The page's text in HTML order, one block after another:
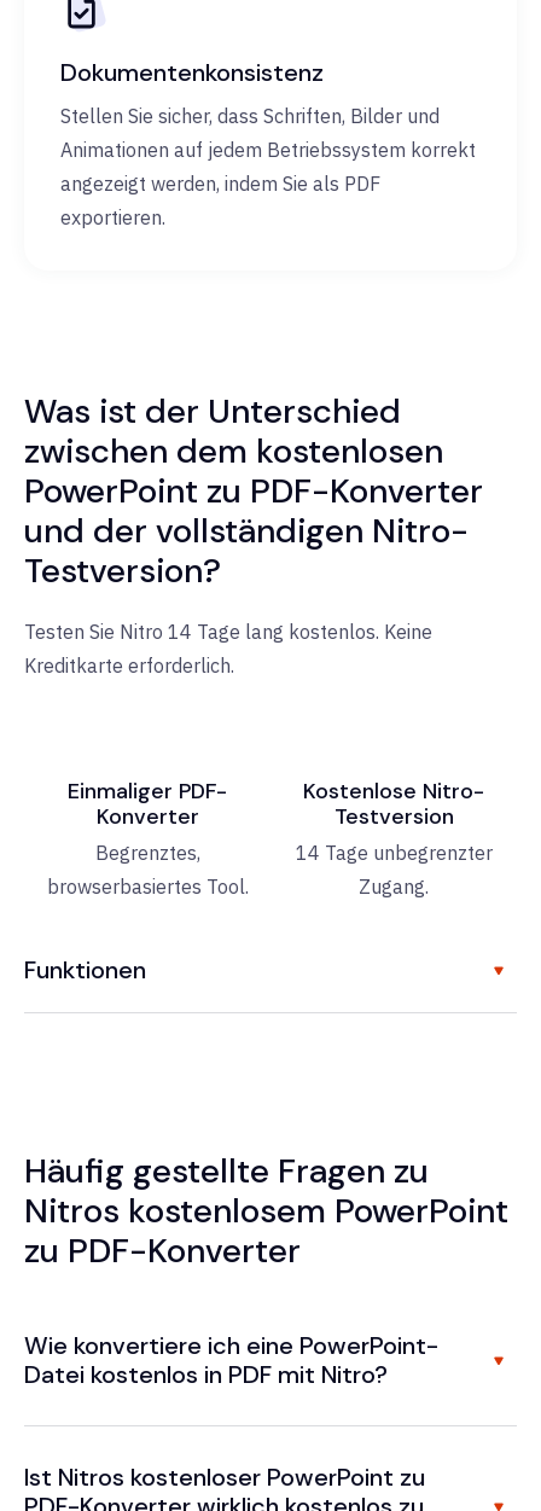
Dokumentenkonsistenz
Stellen Sie sicher, dass Schriften, Bilder und
Animationen auf jedem Betriebssystem korrekt
angezeigt werden, indem Sie als PDF
exportieren.
Was ist der Unterschied
zwischen dem kostenlosen
PowerPoint zu PDF-Konverter
und der vollständigen Nitro-
Testversion?
Testen Sie Nitro 14 Tage lang kostenlos. Keine
Kreditkarte erforderlich.
Einmaliger PDF-
Konverter
Begrenztes,
browserbasiertes Tool.
Kostenlose Nitro-
Testversion
14 Tage unbegrenzter
Zugang.
Funktionen
Häufig gestellte Fragen zu
Nitros kostenlosem PowerPoint
zu PDF-Konverter
Wie konvertiere ich eine PowerPoint-
Datei kostenlos in PDF mit Nitro?
Ist Nitros kostenloser PowerPoint zu